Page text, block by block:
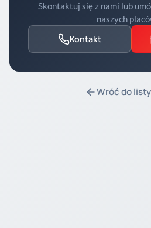
Skontaktuj się z nami lub
naszych
Kontakt
Wróć do